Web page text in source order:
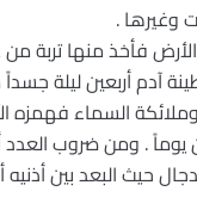
وغيرها .
الخلق العربية أرسل الله تعالى عزرائيل (
آدم أربعين ليلة
السماء فهمزه
حيث البعد بين أذنيه